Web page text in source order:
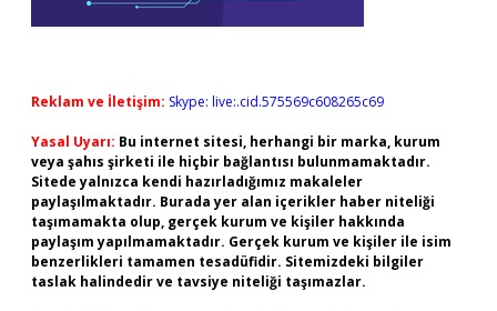
Reklam ve İletişim: Skype: live:.cid.575569c608265c69
Yasal Uyarı: Bu internet sitesi, herhangi bir marka, kurum
veya şahıs şirketi ile hiçbir bağlantısı bulunmamaktadır.
Sitede yalnızca kendi hazırladığımız makaleler
paylaşılmaktadır. Burada yer alan içerikler haber niteliği
taşımamakta olup, gerçek kurum ve kişiler hakkında
paylaşım yapılmamaktadır. Gerçek kurum ve kişiler ile isim
benzerlikleri tamamen tesadüfidir. Sitemizdeki bilgiler
taslak halindedir ve tavsiye niteliği taşımazlar.